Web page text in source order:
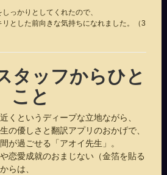
っかりとしてくれたので、
とした前向きな気持ちになれました。（3
タッフからひと
こと
くというディープな立地ながら、
の優しさと翻訳アプリのおかげで、
が過ごせる「アオイ先生」。
恋愛成就のおまじない（金箔を貼る
らは、